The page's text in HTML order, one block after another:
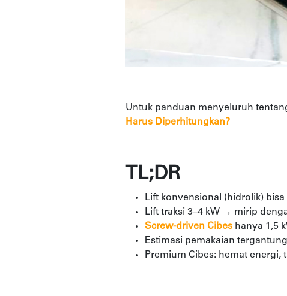
Untuk panduan menyeluruh
Harus Diperhitungkan?
TL;DR
Lift konvensional (hidrolik)
Lift traksi 3–4 kW → mirip
Screw-driven Cibes hanya 1,5
Estimasi pemakaian
Premium Cibes: hemat energi,